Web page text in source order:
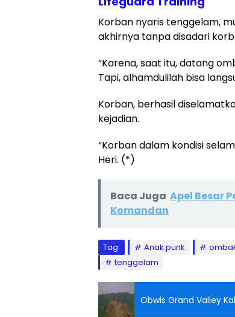
Korban nyaris tenggelam,
akhirnya tanpa disadari
“Karena, saat itu, datang
Tapi, alhamdulilah bisa
Korban, berhasil
kejadian.
“Korban dalam kondisi
Heri. (*)
Baca Juga Apel Besar
Komandan
Tag: Anak punk
tenggelam
Obwis Grand Valley